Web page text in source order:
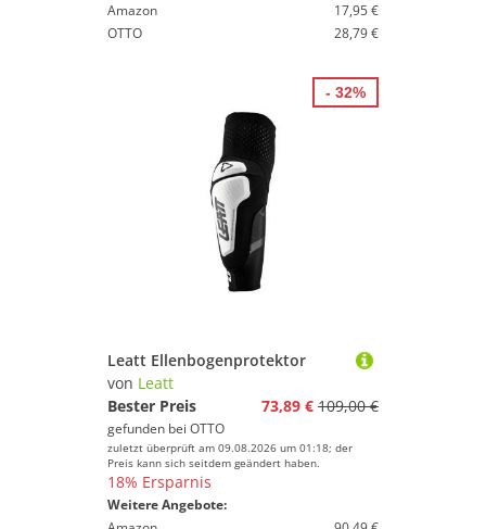
Amazon
17,95 €
OTTO
28,79 €
Leatt Ellenbogenprotektor
von Leatt
Bester Preis
73,89 € 109,00 €
gefunden bei OTTO
zuletzt überprüft am 09.08.2026 um 01:18; der
Preis kann sich seitdem geändert haben.
18% Ersparnis
Weitere Angebote:
- 32%